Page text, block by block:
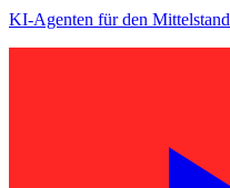
KI-Agenten für den Mittelstand